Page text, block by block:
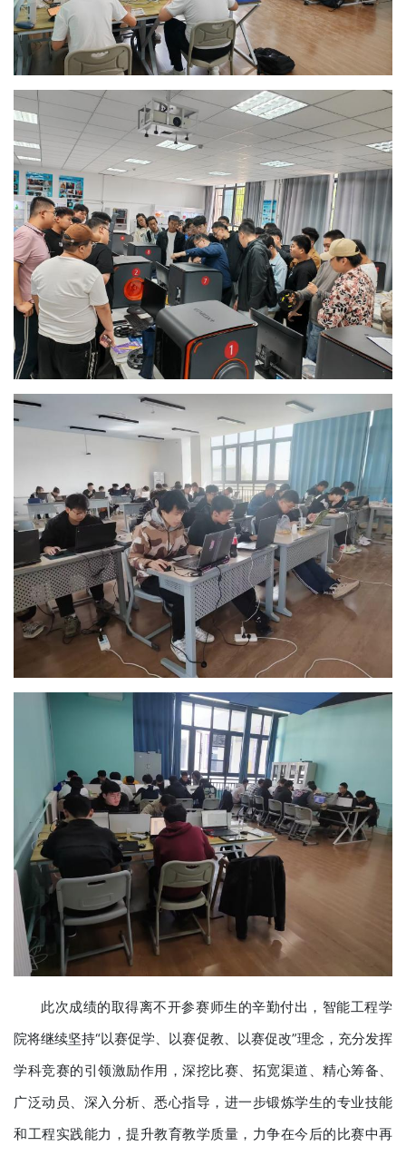
此次成绩的取得离不开参赛师生的辛勤付出，智能工程学
院将继续坚持“以赛促学、以赛促教、以赛促改”理念，充分发挥
学科竞赛的引领激励作用，深挖比赛、拓宽渠道、精心筹备、
广泛动员、深入分析、悉心指导，进一步锻炼学生的专业技能
和工程实践能力，提升教育教学质量，力争在今后的比赛中再